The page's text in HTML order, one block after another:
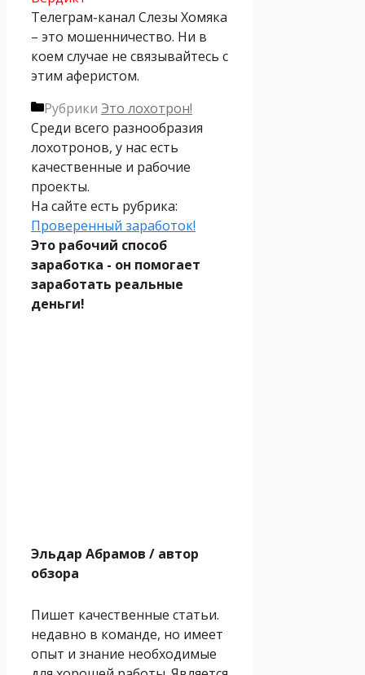
Телеграм-канал Слезы Хомяка
– это мошенничество. Ни в
коем случае не связывайтесь с
этим аферистом.
Рубрики Это лохотрон!
Среди всего разнообразия
лохотронов, у нас есть
качественные и рабочие
проекты.
На сайте есть рубрика:
Проверенный заработок!
Это рабочий способ
заработка - он помогает
заработать реальные
деньги!
Эльдар Абрамов / автор
обзора
Пишет качественные статьи.
недавно в команде, но имеет
опыт и знание необходимые